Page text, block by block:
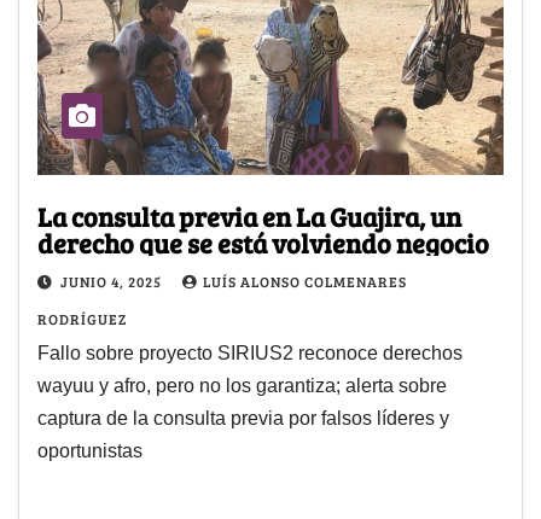
La consulta previa en La Guajira, un
derecho que se está volviendo negocio
JUNIO 4, 2025
LUÍS ALONSO COLMENARES
RODRÍGUEZ
Fallo sobre proyecto SIRIUS2 reconoce derechos
wayuu y afro, pero no los garantiza; alerta sobre
captura de la consulta previa por falsos líderes y
oportunistas